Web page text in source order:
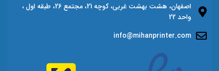
اصفهان، هشت بهشت غربی، کوچه 21، مجتمع 26، طبقه اول ،
واحد 22
info@mihanprinter.com